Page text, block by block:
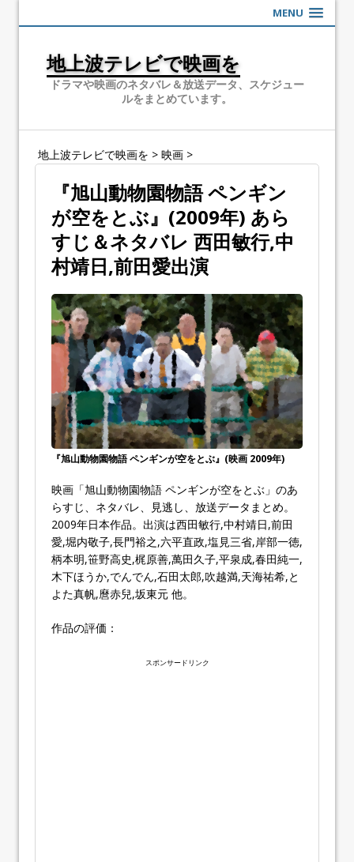
MENU
地上波テレビで映画を
ドラマや映画のネタバレ＆放送データ、スケジュー
ルをまとめています。
地上波テレビで映画を > 映画 >
『旭山動物園物語 ペンギン
が空をとぶ』(2009年) あら
すじ＆ネタバレ 西田敏行,中
村靖日,前田愛出演
『旭山動物園物語 ペンギンが空をとぶ』(映画 2009年)
映画「旭山動物園物語 ペンギンが空をとぶ」のあ
らすじ、ネタバレ、見逃し、放送データまとめ。
2009年日本作品。出演は西田敏行,中村靖日,前田
愛,堀内敬子,長門裕之,六平直政,塩見三省,岸部一徳,
柄本明,笹野高史,梶原善,萬田久子,平泉成,春田純一,
木下ほうか,でんでん,石田太郎,吹越満,天海祐希,と
よた真帆,麿赤兒,坂東元 他。
作品の評価：
スポンサードリンク